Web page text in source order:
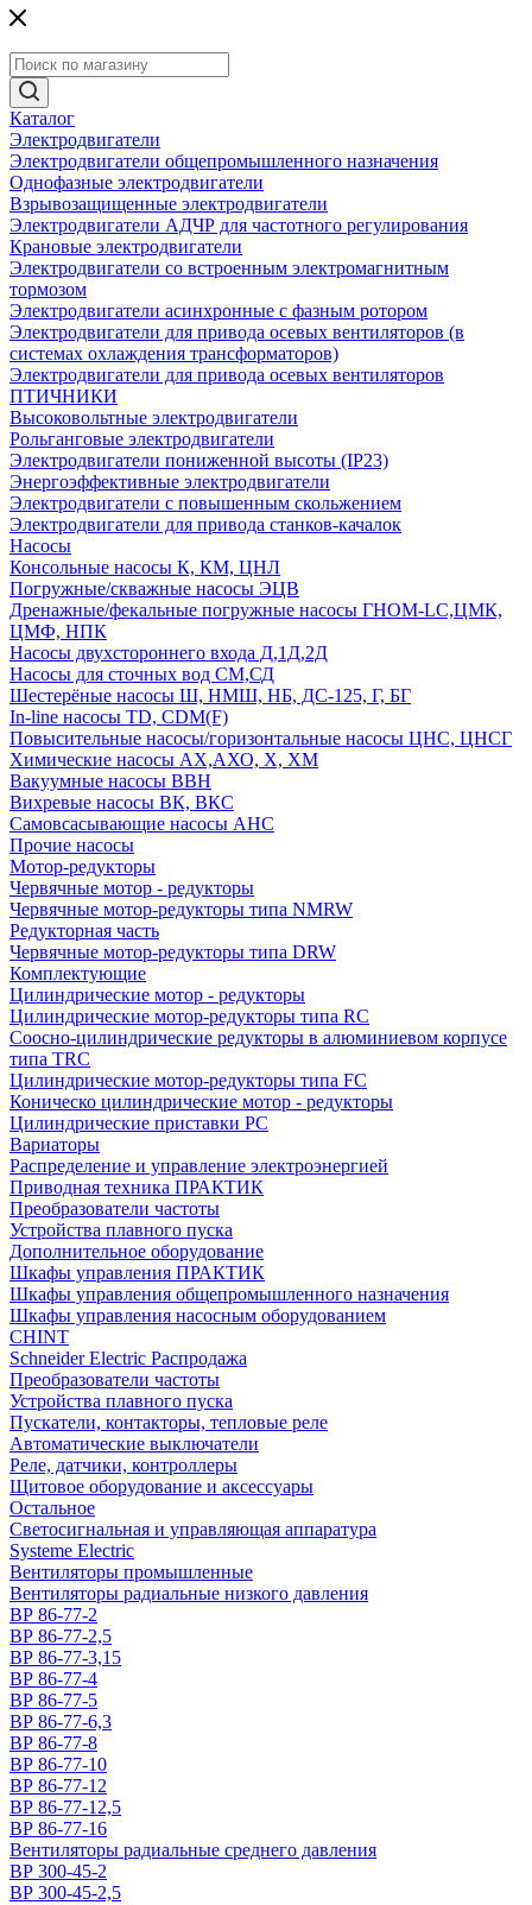
Каталог
Электродвигатели
Электродвигатели общепромышленного назначения
Однофазные электродвигатели
Взрывозащищенные электродвигатели
Электродвигатели АДЧР для частотного регулирования
Крановые электродвигатели
Электродвигатели со встроенным электромагнитным
тормозом
Электродвигатели асинхронные с фазным ротором
Электродвигатели для привода осевых вентиляторов (в
системах охлаждения трансформаторов)
Электродвигатели для привода осевых вентиляторов
ПТИЧНИКИ
Высоковольтные электродвигатели
Рольганговые электродвигатели
Электродвигатели пониженной высоты (IP23)
Энергоэффективные электродвигатели
Электродвигатели с повышенным скольжением
Электродвигатели для привода станков-качалок
Насосы
Консольные насосы К, КМ, ЦНЛ
Погружные/скважные насосы ЭЦВ
Дренажные/фекальные погружные насосы ГНОМ-LC,ЦМК,
ЦМФ, НПК
Насосы двухстороннего входа Д,1Д,2Д
Насосы для сточных вод СМ,СД
Шестерёные насосы Ш, НМШ, НБ, ДС-125, Г, БГ
In-line насосы TD, CDM(F)
Повысительные насосы/горизонтальные насосы ЦНС, ЦНСГ
Химические насосы АХ,АХО, Х, ХМ
Вакуумные насосы ВВН
Вихревые насосы ВК, ВКС
Самовсасывающие насосы АНС
Прочие насосы
Мотор-редукторы
Червячные мотор - редукторы
Червячные мотор-редукторы типа NMRW
Редукторная часть
Червячные мотор-редукторы типа DRW
Комплектующие
Цилиндрические мотор - редукторы
Цилиндрические мотор-редукторы типа RC
Соосно-цилиндрические редукторы в алюминиевом корпусе
типа TRC
Цилиндрические мотор-редукторы типа FC
Коническо цилиндрические мотор - редукторы
Цилиндрические приставки PC
Вариаторы
Распределение и управление электроэнергией
Приводная техника ПРАКТИК
Преобразователи частоты
Устройства плавного пуска
Дополнительное оборудование
Шкафы управления ПРАКТИК
Шкафы управления общепромышленного назначения
Шкафы управления насосным оборудованием
CHINT
Schneider Electric Распродажа
Преобразователи частоты
Устройства плавного пуска
Пускатели, контакторы, тепловые реле
Автоматические выключатели
Реле, датчики, контроллеры
Щитовое оборудование и аксессуары
Остальное
Светосигнальная и управляющая аппаратура
Systeme Electric
Вентиляторы промышленные
Вентиляторы радиальные низкого давления
ВР 86-77-2
ВР 86-77-2,5
ВР 86-77-3,15
ВР 86-77-4
ВР 86-77-5
ВР 86-77-6,3
ВР 86-77-8
ВР 86-77-10
ВР 86-77-12
ВР 86-77-12,5
ВР 86-77-16
Вентиляторы радиальные среднего давления
ВР 300-45-2
ВР 300-45-2,5